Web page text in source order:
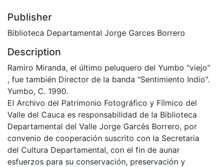
Publisher
Biblioteca Departamental Jorge Garces Borrero
Description
Ramiro Miranda, el último peluquero del Yumbo "viejo"
, fue también Director de la banda "Sentimiento Indio".
Yumbo, C. 1990.
El Archivo del Patrimonio Fotográfico y Fílmico del
Valle del Cauca es responsabilidad de la Biblioteca
Departamental del Valle Jorge Garcés Borrero, por
convenio de cooperación suscrito con la Secretaria
del Cultura Departamental, con el fin de aunar
esfuerzos para su conservación, preservación y